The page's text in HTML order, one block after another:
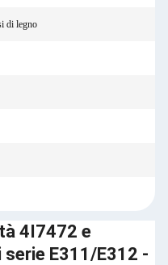
di legno
4I7472 e
E311/E312 -